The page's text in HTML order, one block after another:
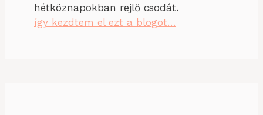
hétköznapokban rejlő csodát.
így kezdtem el ezt a blogot…